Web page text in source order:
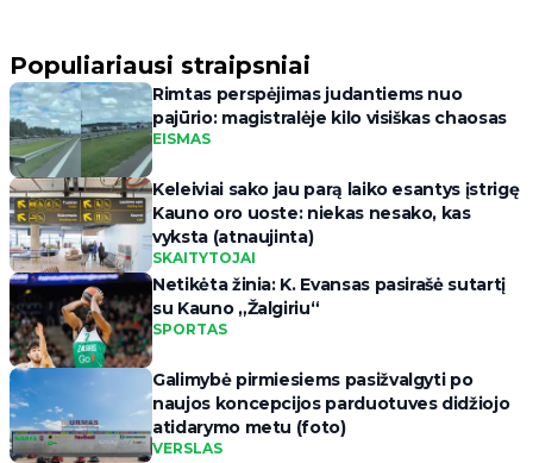
Populiariausi straipsniai
Rimtas perspėjimas judantiems nuo
pajūrio: magistralėje kilo visiškas chaosas
EISMAS
Keleiviai sako jau parą laiko esantys įstrigę
Kauno oro uoste: niekas nesako, kas
vyksta (atnaujinta)
SKAITYTOJAI
Netikėta žinia: K. Evansas pasirašė sutartį
su Kauno „Žalgiriu“
SPORTAS
Galimybė pirmiesiems pasižvalgyti po
naujos koncepcijos parduotuves didžiojo
atidarymo metu (foto)
VERSLAS